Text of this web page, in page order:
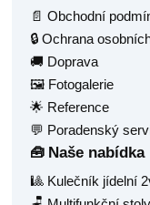
📄 Obchodní
🔒 Ochrana
🚚 Doprava
🖼️ Fotogalerie
🌟 Reference
💬 Poradenský
🧰 Naše nabídka
🎱 Kulečník jídelní